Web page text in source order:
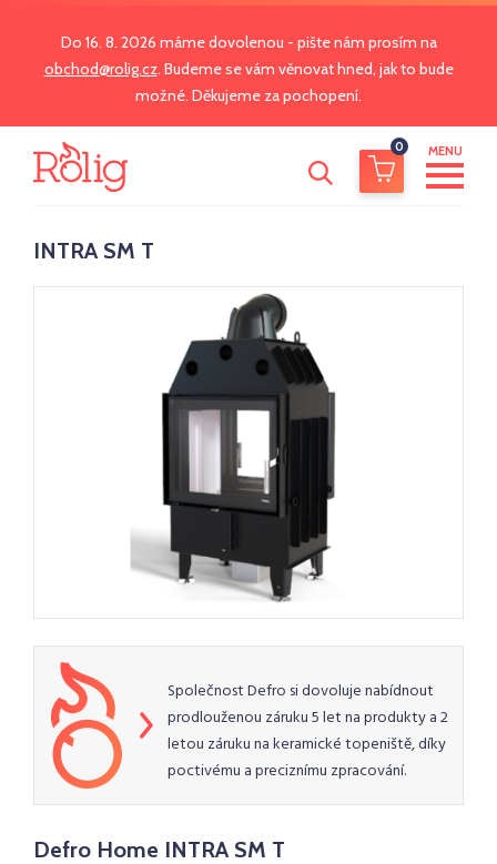
Do 16. 8. 2026 máme dovolenou - pište nám prosím na
obchod@rolig.cz. Budeme se vám věnovat hned, jak to bude
možné. Děkujeme za pochopení.
0 MENU
INTRA SM T
Společnost Defro si dovoluje nabídnout
prodlouženou záruku 5 let na produkty a 2
letou záruku na keramické topeniště, díky
poctivému a preciznímu zpracování.
Defro Home INTRA SM T